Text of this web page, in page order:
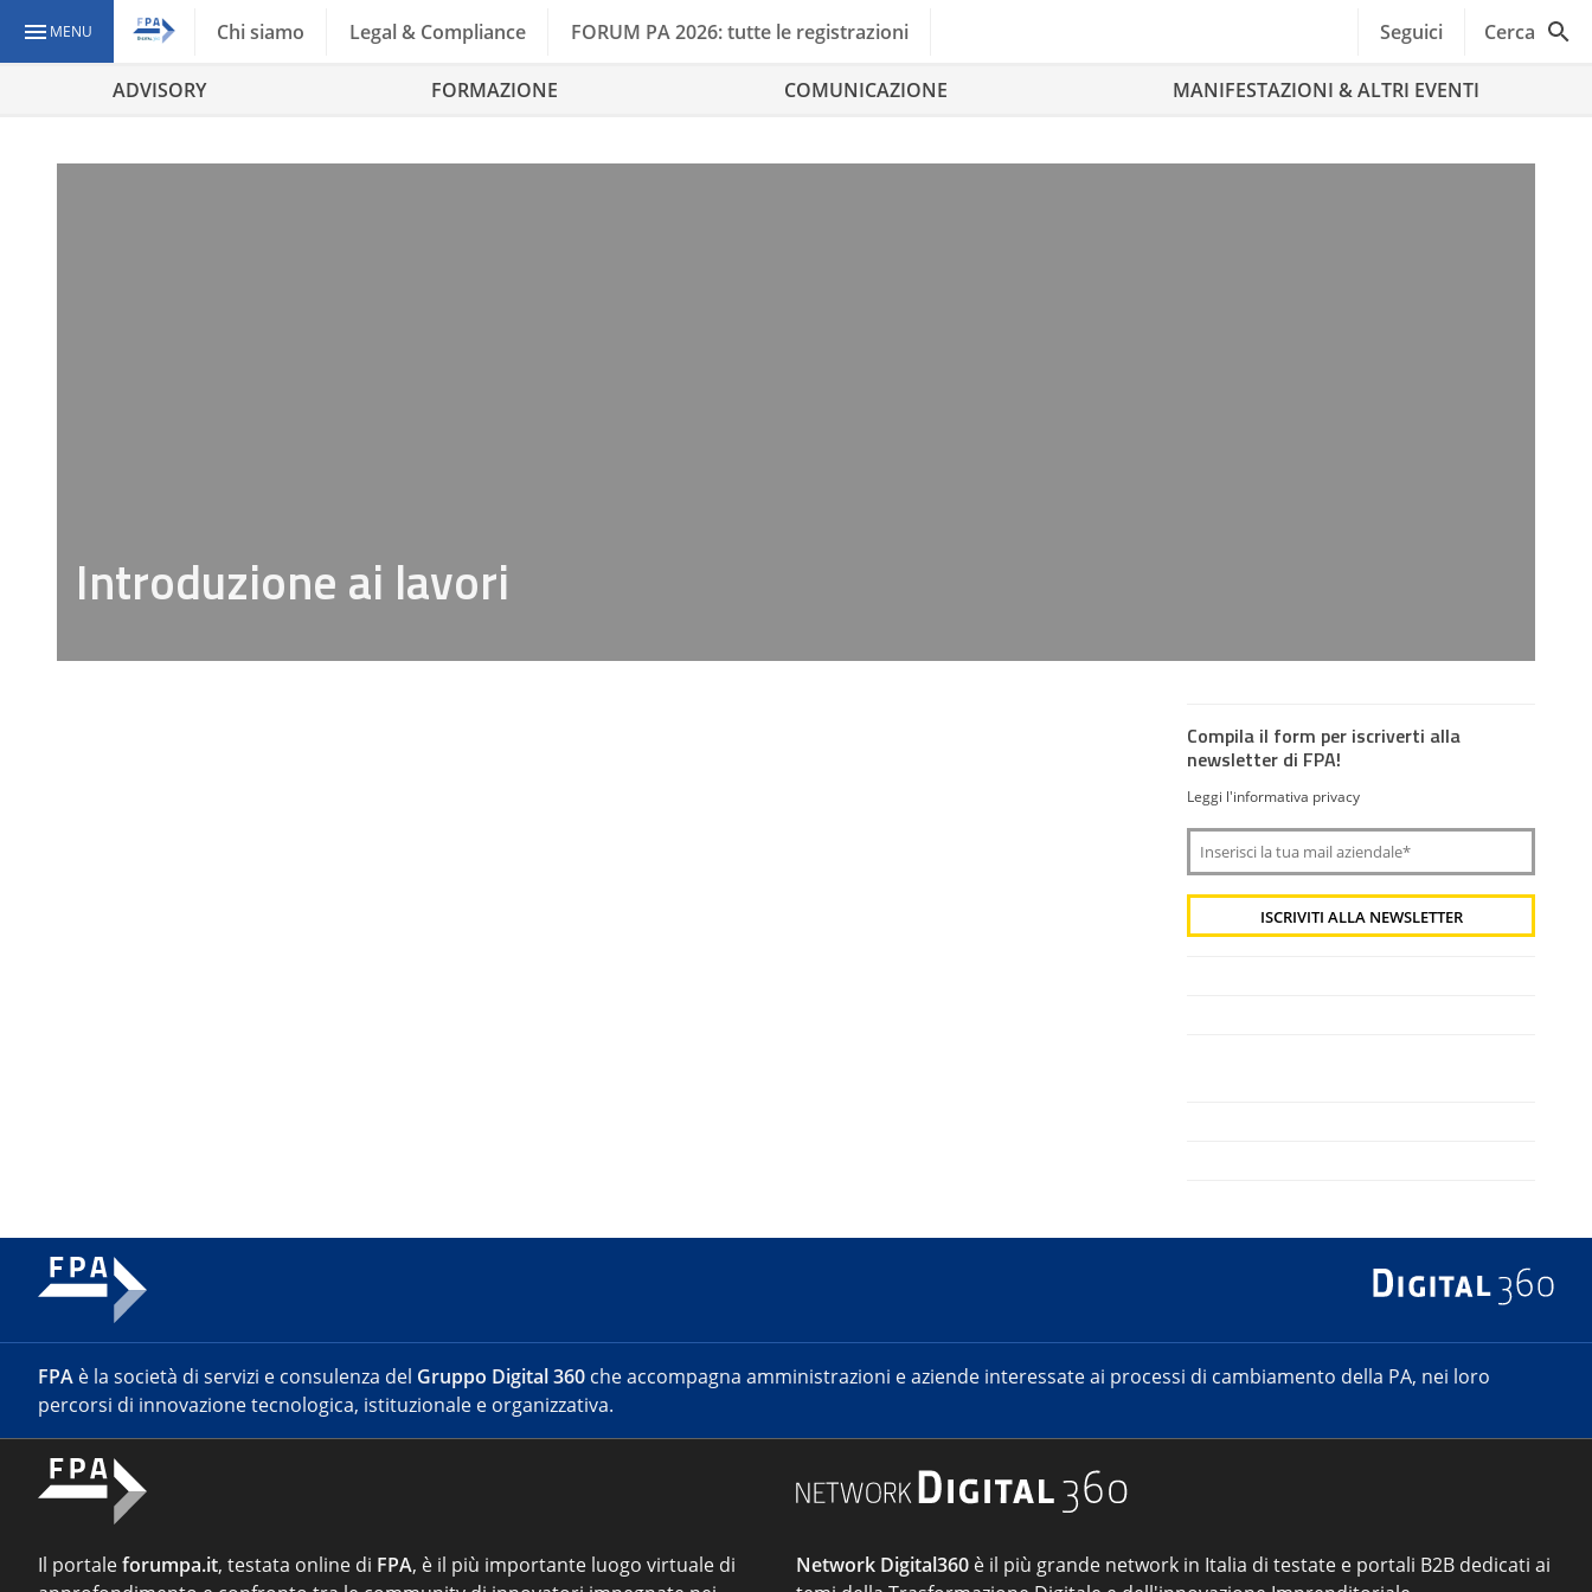
MENU Chi siamo Legal & Compliance FORUM PA 2026: tutte le registrazioni Seguici Cerca
ADVISORY FORMAZIONE COMUNICAZIONE MANIFESTAZIONI & ALTRI EVENTI
Introduzione ai lavori
Compila il form per iscriverti alla
newsletter di FPA!
Leggi l'informativa privacy
FPA è la società di servizi e consulenza del Gruppo Digital 360 che accompagna amministrazioni e aziende interessate ai processi di cambiamento della PA, nei loro
percorsi di innovazione tecnologica, istituzionale e organizzativa.
Il portaleforumpa.it, testata online di FPA, è il più importante luogo virtuale di
Network Digital360 è il più grande network in Italia di testate e portali B2B dedicati ai